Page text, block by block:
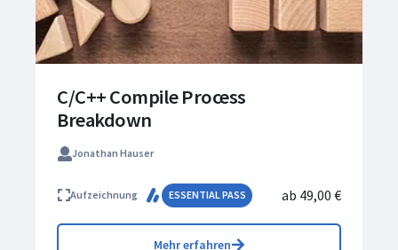
C/C++ Compile Process
Breakdown
Jonathan Hauser
Aufzeichnung ESSENTIAL PASS ab 49,00 €
Mehr erfahren